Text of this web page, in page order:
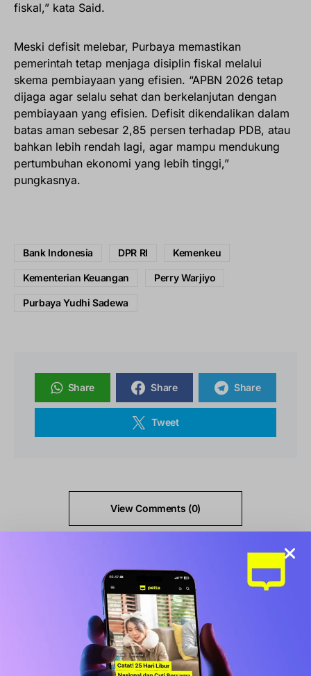
fiskal,” kata Said.
Meski defisit melebar, Purbaya memastikan
pemerintah tetap menjaga disiplin fiskal melalui
skema pembiayaan yang efisien. “APBN 2026 tetap
dijaga agar selalu sehat dan berkelanjutan dengan
pembiayaan yang efisien. Defisit dikendalikan dalam
batas aman sebesar 2,85 persen terhadap PDB, atau
bahkan lebih rendah lagi, agar mampu mendukung
pertumbuhan ekonomi yang lebih tinggi,”
pungkasnya.
Bank Indonesia DPR RI Kemenkeu
Kementerian Keuangan Perry Warjiyo
Purbaya Yudhi Sadewa
Share Share Share
Tweet
View Comments (0)
Kabar Terbaru BLT Kesra Rp900.000:
Syarat, Cara Cek, dan Jadwal Pencairan